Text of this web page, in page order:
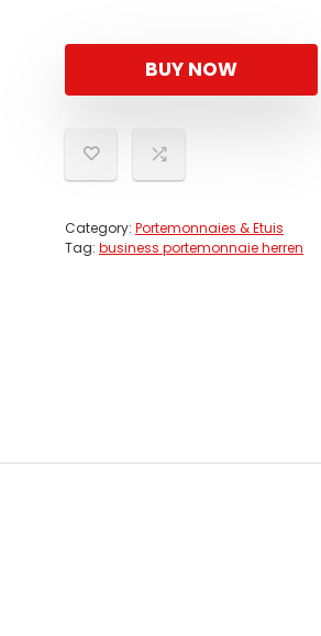
BUY NOW
Category: Portemonnaies & Etuis
Tag: business portemonnaie herren